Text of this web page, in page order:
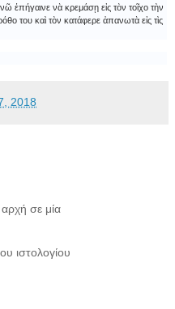
ἐπήγαινε νὰ κρεμάσῃ εἰς τὸν τοῖχο τὴν
του καὶ τὸν κατάφερε ἀπανωτὰ εἰς τὶς
2018
σε μία
ιστολογίου